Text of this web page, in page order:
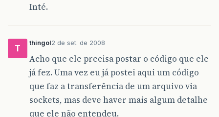
Inté.
T
thingol2 de set. de 2008
Acho que ele precisa postar o código que ele
já fez. Uma vez eu já postei aqui um código
que faz a transferência de um arquivo via
sockets, mas deve haver mais algum detalhe
que ele não entendeu.